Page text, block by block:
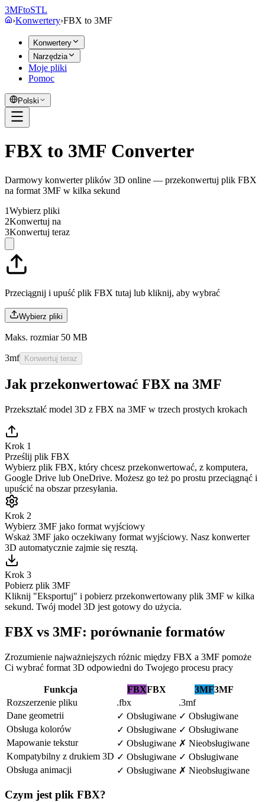
3MFtoSTL
›Konwertery›FBX to 3MF
Konwertery
Narzędzia
Moje pliki
Pomoc
Polski
FBX to 3MF Converter
Darmowy konwerter plików 3D online — przekonwertuj plik FBX
na format 3MF w kilka sekund
1Wybierz pliki
2Konwertuj na
3Konwertuj teraz
Przeciągnij i upuść plik FBX tutaj lub kliknij, aby wybrać
Wybierz pliki
Maks. rozmiar 50 MB
3mf Konwertuj teraz
Jak przekonwertować FBX na 3MF
Przekształć model 3D z FBX na 3MF w trzech prostych krokach
Krok 1
Prześlij plik FBX
Wybierz plik FBX, który chcesz przekonwertować, z komputera,
Google Drive lub OneDrive. Możesz go też po prostu przeciągnąć i
upuścić na obszar przesyłania.
Krok 2
Wybierz 3MF jako format wyjściowy
Wskaż 3MF jako oczekiwany format wyjściowy. Nasz konwerter
3D automatycznie zajmie się resztą.
Krok 3
Pobierz plik 3MF
Kliknij "Eksportuj" i pobierz przekonwertowany plik 3MF w kilka
sekund. Twój model 3D jest gotowy do użycia.
FBX vs 3MF: porównanie formatów
Zrozumienie najważniejszych różnic między FBX a 3MF pomoże
Ci wybrać format 3D odpowiedni do Twojego procesu pracy
Funkcja FBXFBX 3MF3MF
Rozszerzenie pliku
.fbx
.3mf
Dane geometrii
✓ Obsługiwane ✓ Obsługiwane
Obsługa kolorów
✓ Obsługiwane ✓ Obsługiwane
Mapowanie tekstur
✓ Obsługiwane ✗ Nieobsługiwane
Kompatybilny z drukiem 3D ✓ Obsługiwane ✓ Obsługiwane
Obsługa animacji
✓ Obsługiwane ✗ Nieobsługiwane
Czym jest plik FBX?